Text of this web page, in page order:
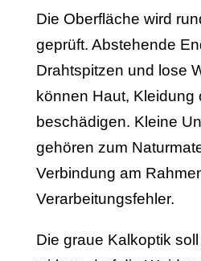
Die Oberfläche wird
geprüft. Abstehende
Drahtspitzen und lose
können Haut, Kleidung
beschädigen. Kleine
gehören zum
Verbindung am
Verarbeitungsfehler.
Die graue Kalkoptik